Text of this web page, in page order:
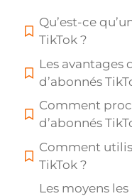
Qu’est-ce
TikTok ?
Les avantages
d’abonnés
Comment
d’abonnés
Comment
TikTok ?
Les moyens